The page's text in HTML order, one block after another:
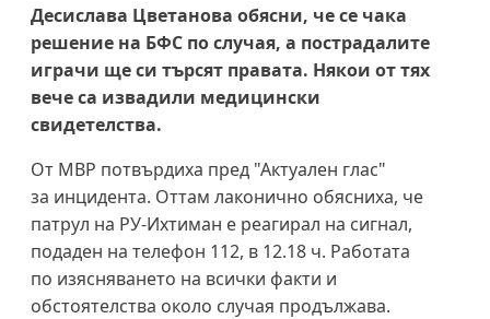
Десислава Цветанова обясни, че се чака
решение на БФС по случая, а пострадалите
играчи ще си търсят правата. Някои от тях
вече са извадили медицински
свидетелства.
От МВР потвърдиха пред "Актуален глас"
за инцидента. Оттам лаконично обясниха, че
патрул на РУ-Ихтиман е реагирал на сигнал,
подаден на телефон 112, в 12.18 ч. Работата
по изясняването на всички факти и
обстоятелства около случая продължава.